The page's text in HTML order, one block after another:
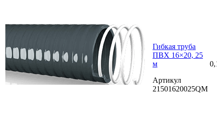
Гибкая труба
ПВХ 16×20, 25
м
Артикул
21501620025QM